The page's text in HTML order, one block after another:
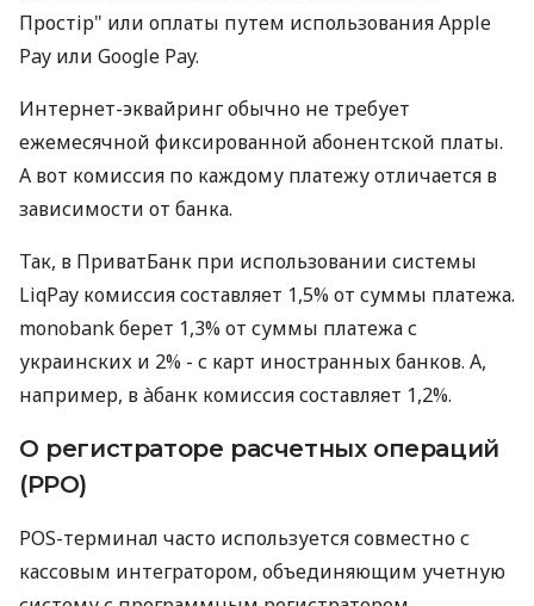
Простір" или оплаты путем использования Apple
Pay или Google Pay.
Интернет-эквайринг обычно не требует
ежемесячной фиксированной абонентской платы.
А вот комиссия по каждому платежу отличается в
зависимости от банка.
Так, в ПриватБанк при использовании системы
LiqPay комиссия составляет 1,5% от суммы платежа.
monobank берет 1,3% от суммы платежа с
украинских и 2% - с карт иностранных банков. А,
например, в àбанк комиссия составляет 1,2%.
О регистраторе расчетных операций
(РРО)
POS-терминал часто используется совместно с
кассовым интегратором, объединяющим учетную